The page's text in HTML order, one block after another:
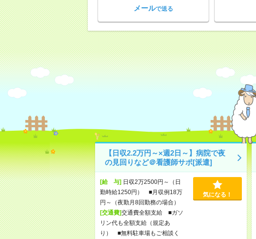
メールで送る
【日収2.2万円～×週2日～】病院で夜
の見回りなど＠看護師サポ[派遣]
[給 与]日収2万2500円～（日
勤時給1250円） ■月収例18万
円～（夜勤月8回勤務の場合）
[交通費]交通費全額支給 ■ガソ
リン代も全額支給（規定あ
り） ■無料駐車場もご相談く
気になる！